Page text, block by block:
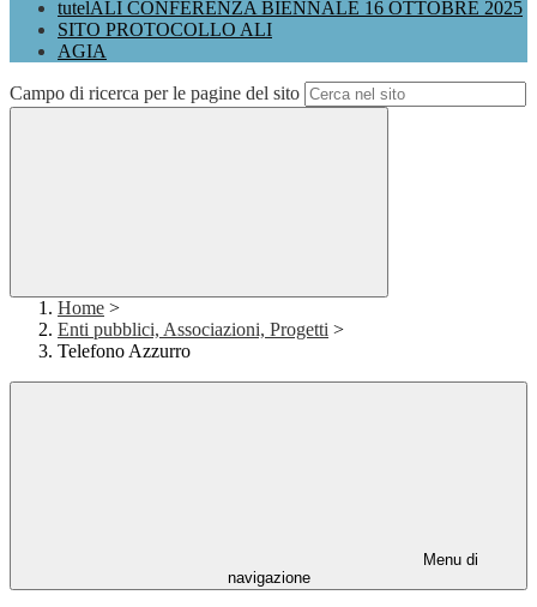
tutelALI CONFERENZA BIENNALE 16 OTTOBRE 2025
SITO PROTOCOLLO ALI
AGIA
Campo di ricerca per le pagine del sito
Home >
Enti pubblici, Associazioni, Progetti >
Telefono Azzurro
Menu di
navigazione